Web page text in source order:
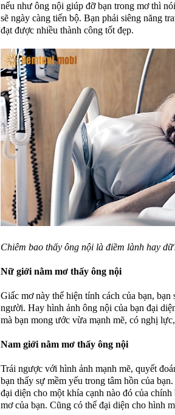
nếu như ông nội giúp đỡ bạn trong mơ thì
sẽ ngày càng tiến bộ. Bạn phải siêng năng
đạt được nhiều thành công tốt đẹp.
Chiêm bao thấy ông nội là điềm lành hay
Nữ giới nằm mơ thấy ông nội
Giấc mơ này thể hiện tính cách của bạn,
người. Hay hình ảnh ông nội của bạn đại
mà bạn mong ước vừa mạnh mẽ, có nghị
Nam giới nằm mơ thấy ông nội
Trái ngược với hình ảnh mạnh mẽ, quyết
bạn thấy sự mềm yếu trong tâm hồn của
đại diện cho một khía cạnh nào đó của
mơ của bạn. Cũng có thể đại diện cho hình